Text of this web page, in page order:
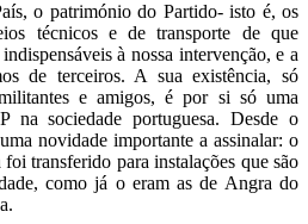
o património do Partido- isto é, os
técnicos e de transporte de que
à nossa intervenção, e a
de terceiros. A sua existência, só
e amigos, é por si só uma
na sociedade portuguesa. Desde o
novidade importante a assinalar: o
transferido para instalações que são
como já o eram as de Angra do